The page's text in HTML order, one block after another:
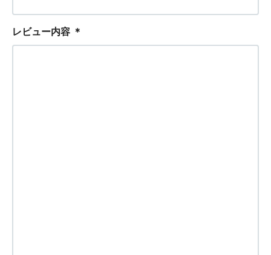
レビュー内容 ＊